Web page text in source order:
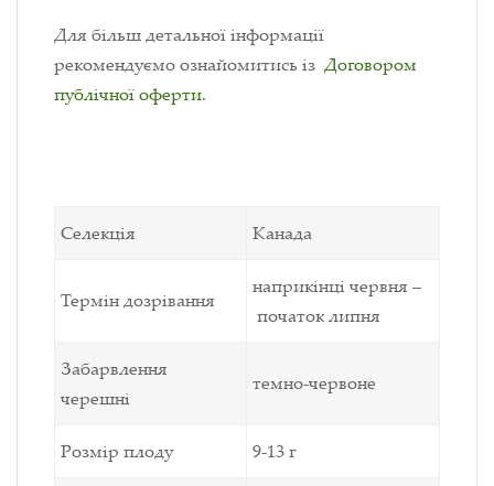
Для більш детальної інформації
рекомендуємо ознайомитись із Договором
публічної оферти.
Селекція Канада
Термін дозрівання
наприкінці червня –
початок липня
Забарвлення
черешні
темно-червоне
Розмір плоду 9-13 г